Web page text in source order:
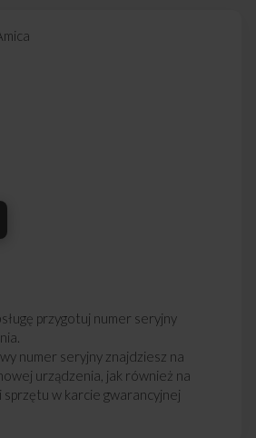
przygotuj numer seryjny
numer seryjny znajdziesz na
urządzenia, jak również na
sprzętu w karcie gwarancyjnej